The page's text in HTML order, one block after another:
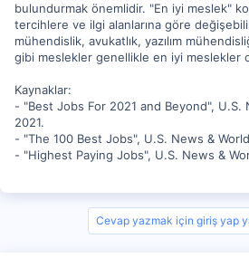
bulundurmak önemlidir. "En iyi meslek"
tercihlere ve ilgi alanlarına göre
mühendislik, avukatlık, yazılım
gibi meslekler genellikle en iyi meslekler
Kaynaklar:
- "Best Jobs For 2021 and Beyond", U.S.
2021.
- "The 100 Best Jobs", U.S. News &
- "Highest Paying Jobs", U.S. News &
Cevap yazmak için giriş yap